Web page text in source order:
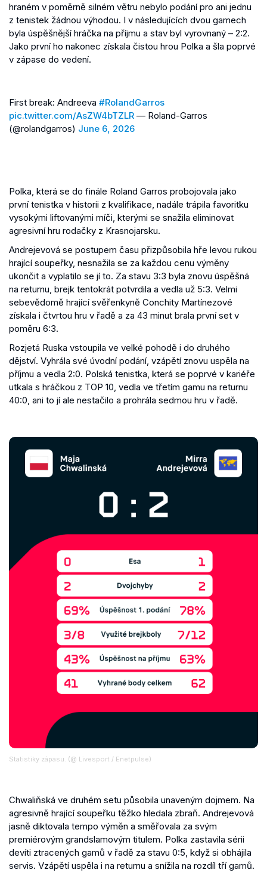
hraném v poměrně silném větru nebylo podání pro ani jednu
z tenistek žádnou výhodou. I v následujících dvou gamech
byla úspěšnější hráčka na příjmu a stav byl vyrovnaný – 2:2.
Jako první ho nakonec získala čistou hrou Polka a šla poprvé
v zápase do vedení.
First break: Andreeva #RolandGarros
pic.twitter.com/AsZW4bTZLR — Roland-Garros
(@rolandgarros) June 6, 2026
Polka, která se do finále Roland Garros probojovala jako
první tenistka v historii z kvalifikace, nadále trápila favoritku
vysokými liftovanými míči, kterými se snažila eliminovat
agresivní hru rodačky z Krasnojarsku.
Andrejevová se postupem času přizpůsobila hře levou rukou
hrající soupeřky, nesnažila se za každou cenu výměny
ukončit a vyplatilo se jí to. Za stavu 3:3 byla znovu úspěšná
na returnu, brejk tentokrát potvrdila a vedla už 5:3. Velmi
sebevědomě hrající svěřenkyně Conchity Martínezové
získala i čtvrtou hru v řadě a za 43 minut brala první set v
poměru 6:3.
Rozjetá Ruska vstoupila ve velké pohodě i do druhého
dějství. Vyhrála své úvodní podání, vzápětí znovu uspěla na
příjmu a vedla 2:0. Polská tenistka, která se poprvé v kariéře
utkala s hráčkou z TOP 10, vedla ve třetím gamu na returnu
40:0, ani to jí ale nestačilo a prohrála sedmou hru v řadě.
Statistiky zápasu. (@ Livesport / Enetpulse)
Chwaliňská ve druhém setu působila unaveným dojmem. Na
agresivně hrající soupeřku těžko hledala zbraň. Andrejevová
jasně diktovala tempo výměn a směřovala za svým
premiérovým grandslamovým titulem. Polka zastavila sérii
devíti ztracených gamů v řadě za stavu 0:5, když si obhájila
servis. Vzápětí uspěla i na returnu a snížila na rozdíl tří gamů.